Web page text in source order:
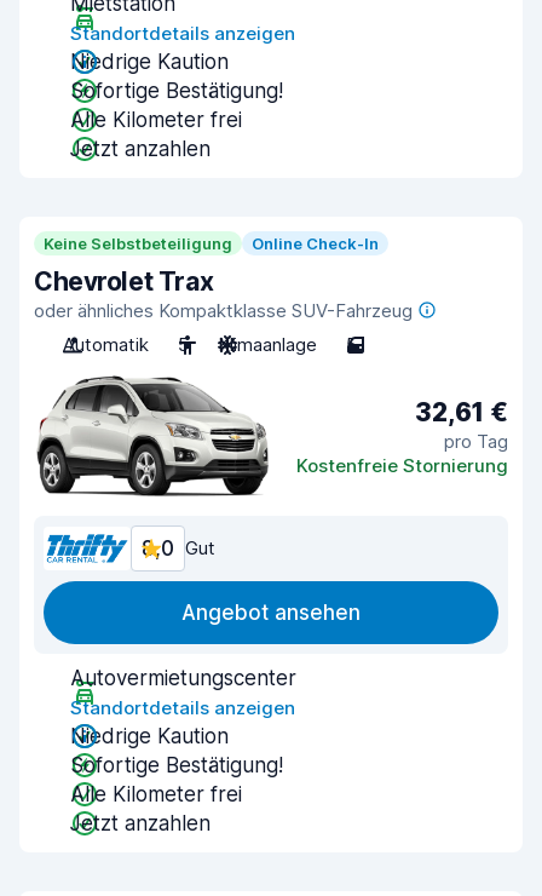
Standortdetails anzeigen
Niedrige Kaution
Sofortige Bestätigung!
Alle Kilometer frei
Jetzt anzahlen
Keine Selbstbeteiligung Online Check-In
Chevrolet Trax
oder ähnliches Kompaktklasse SUV-Fahrzeug
Automatik
5 Klimaanlage 5
32,61 €
pro Tag
Kostenfreie Stornierung
8,0 Gut
Angebot ansehen
Autovermietungscenter
Standortdetails anzeigen
Niedrige Kaution
Sofortige Bestätigung!
Alle Kilometer frei
Jetzt anzahlen